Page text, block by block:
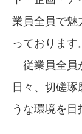
業員全員で魅
っております。
従業員全員
日々、切磋
うな環境を目